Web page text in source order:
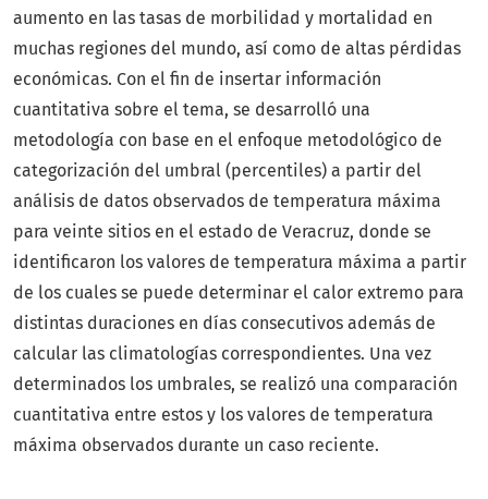
aumento en las tasas de morbilidad y mortalidad en
muchas regiones del mundo, así como de altas pérdidas
económicas. Con el fin de insertar información
cuantitativa sobre el tema, se desarrolló una
metodología con base en el enfoque metodológico de
categorización del umbral (percentiles) a partir del
análisis de datos observados de temperatura máxima
para veinte sitios en el estado de Veracruz, donde se
identificaron los valores de temperatura máxima a partir
de los cuales se puede determinar el calor extremo para
distintas duraciones en días consecutivos además de
calcular las climatologías correspondientes. Una vez
determinados los umbrales, se realizó una comparación
cuantitativa entre estos y los valores de temperatura
máxima observados durante un caso reciente.